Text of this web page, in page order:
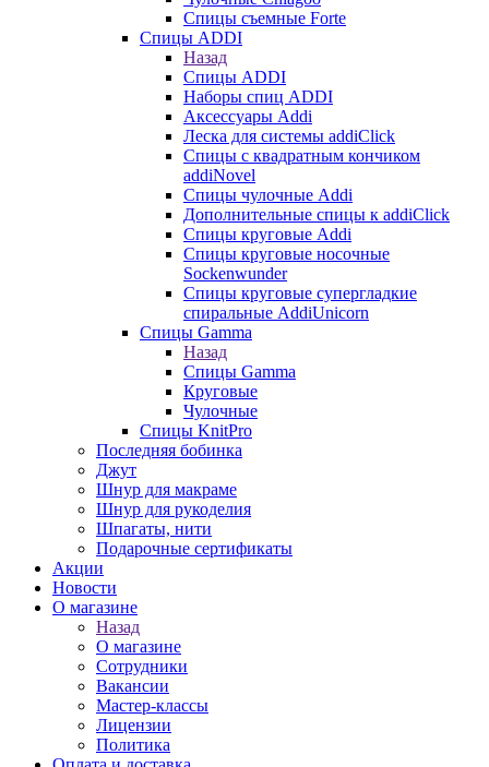
Спицы съемные Forte
Спицы ADDI
Назад
Спицы ADDI
Наборы спиц ADDI
Аксессуары Addi
Леска для системы addiClick
Спицы с квадратным кончиком
addiNovel
Спицы чулочные Addi
Дополнительные спицы к addiClick
Спицы круговые Addi
Спицы круговые носочные
Sockenwunder
Спицы круговые супергладкие
спиральные AddiUnicorn
Спицы Gamma
Назад
Спицы Gamma
Круговые
Чулочные
Спицы KnitPro
Последняя бобинка
Джут
Шнур для макраме
Шнур для рукоделия
Шпагаты, нити
Подарочные сертификаты
Акции
Новости
О магазине
Назад
О магазине
Сотрудники
Вакансии
Мастер-классы
Лицензии
Политика